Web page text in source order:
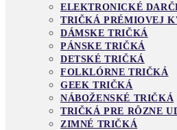
ELEKTRONICKÉ
TRIČKÁ PRÉMIOVEJ
DÁMSKE TRIČKÁ
PÁNSKE TRIČKÁ
DETSKÉ TRIČKÁ
FOLKLÓRNE TRIČKÁ
GEEK TRIČKÁ
NÁBOŽENSKÉ TRIČKÁ
TRIČKÁ PRE RÔZNE
ZIMNÉ TRIČKÁ